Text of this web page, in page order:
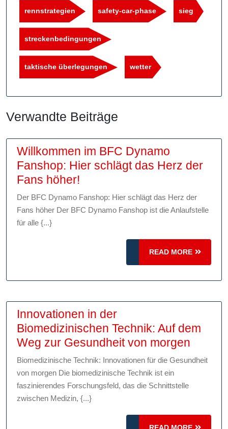
rennstrategien safety-car-phase sieg
streckenbedingungen
taktische überlegungen wetter
Verwandte Beiträge
Willkommen im BFC Dynamo
Fanshop: Hier schlägt das Herz der
Fans höher!
im
BFC
Fanshop:
das
der
Fans
höher!
Der BFC Dynamo Fanshop: Hier schlägt das Herz der
Fans höher Der BFC Dynamo Fanshop ist die Anlaufstelle
für alle {...}
READ MORE
READ
MORE
Innovationen in der
Biomedizinischen Technik: Auf dem
Weg zur Gesundheit von morgen
in
Auf
Biomedizinische Technik: Innovationen für die Gesundheit
von morgen Die biomedizinische Technik ist ein
faszinierendes Forschungsfeld, das die Schnittstelle
zwischen Medizin, {...}
READ